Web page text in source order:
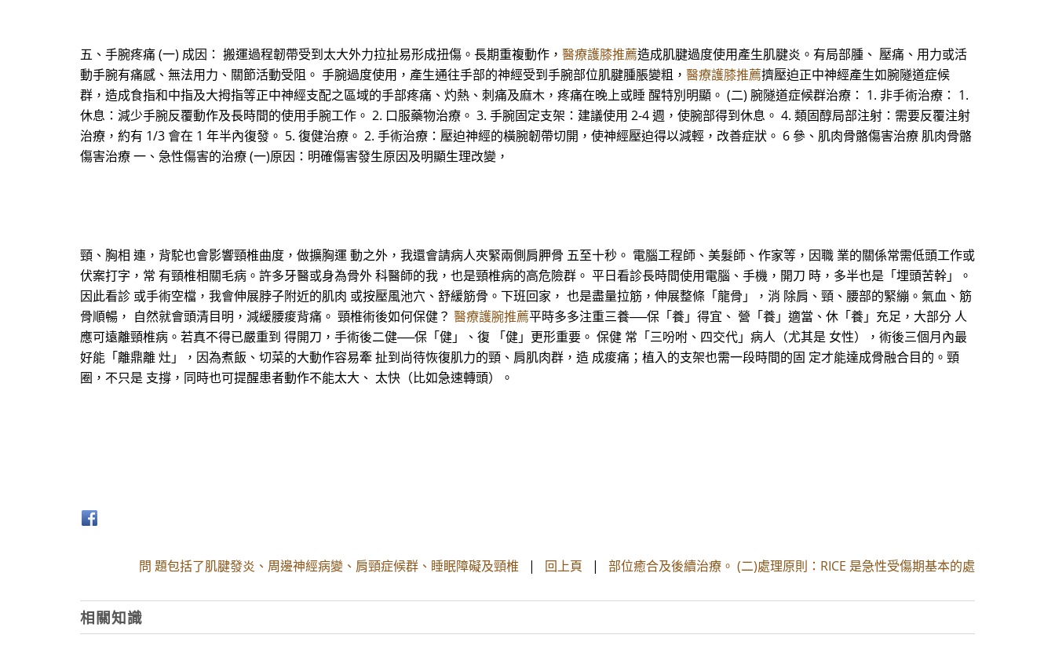
五、手腕疼痛 (一) 成因： 搬運過程韌帶受到太大外力拉扯易形成扭傷。長期重複動作， 醫療護膝推薦造成肌腱過度使用產生肌腱炎。有局部腫、 壓痛、用力或活
動手腕有痛感、無法用力、關節活動受阻。 手腕過度使用，產生通往手部的神經受到手腕部位肌腱腫脹變粗， 醫療護膝推薦擠壓迫正中神經產生如腕隧道症候
群，造成食指和中指及大拇指等正中神經支配之區域的手部疼痛、灼熱、刺痛及麻木，疼痛在晚上或睡 醒特別明顯。 (二) 腕隧道症候群治療： 1. 非手術治療： 1.
休息：減少手腕反覆動作及長時間的使用手腕工作。 2. 口服藥物治療。 3. 手腕固定支架：建議使用 2-4 週，使腕部得到休息。 4. 類固醇局部注射：需要反覆注射
治療，約有 1/3 會在 1 年半內復發。 5. 復健治療。 2. 手術治療：壓迫神經的橫腕韌帶切開，使神經壓迫得以減輕，改善症狀。 6 參、肌肉骨骼傷害治療 肌肉骨骼
傷害治療 一、急性傷害的治療 (一)原因：明確傷害發生原因及明顯生理改變，
頸、胸相 連，背駝也會影響頸椎曲度，做擴胸運 動之外，我還會請病人夾緊兩側肩胛骨 五至十秒。 電腦工程師、美髮師、作家等，因職 業的關係常需低頭工作或
伏案打字，常 有頸椎相關毛病。許多牙醫或身為骨外 科醫師的我，也是頸椎病的高危險群。 平日看診長時間使用電腦、手機，開刀 時，多半也是「埋頭苦幹」。
因此看診 或手術空檔，我會伸展脖子附近的肌肉 或按壓風池穴、舒緩筋骨。下班回家， 也是盡量拉筋，伸展整條「龍骨」，消 除肩、頸、腰部的緊繃。氣血、筋
骨順暢， 自然就會頭清目明，減緩腰痠背痛。 頸椎術後如何保健？ 醫療護腕推薦平時多多注重三養──保「養」得宜、 營「養」適當、休「養」充足，大部分 人
應可遠離頸椎病。若真不得已嚴重到 得開刀，手術後二健──保「健」、復 「健」更形重要。 保健 常「三吩咐、四交代」病人（尤其是 女性），術後三個月內最
好能「離鼎離 灶」，因為煮飯、切菜的大動作容易牽 扯到尚待恢復肌力的頸、肩肌肉群，造 成痠痛；植入的支架也需一段時間的固 定才能達成骨融合目的。頸
圈，不只是 支撐，同時也可提醒患者動作不能太大、 太快（比如急速轉頭）。
問 題包括了肌腱發炎、周邊神經病變、肩頸症候群、睡眠障礙及頸椎 | 回上頁 | 部位癒合及後續治療。 (二)處理原則：RICE 是急性受傷期基本的處
相關知識